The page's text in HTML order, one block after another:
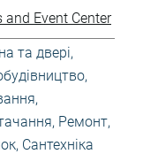
Event Center
та двері,
, Ремонт,
, Сантехніка